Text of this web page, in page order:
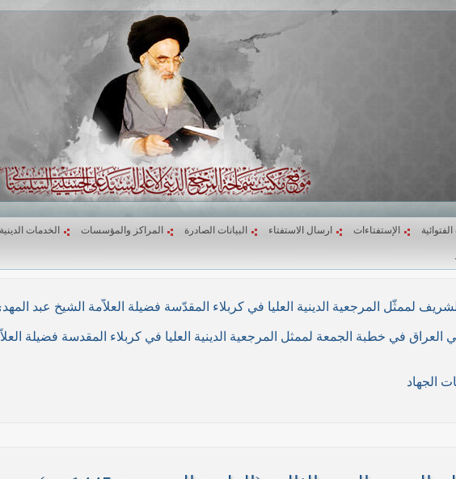
الإستفتاءات ارسال الاستفتاء البيانات الصادرة المراكز والمؤسسات الخدمات
الدينية العليا في كربلاء المقدّسة فضيلة العلاّمة الشيخ عبد المهدي الكربلائي في (26/ربيع الأول/
الجهاد